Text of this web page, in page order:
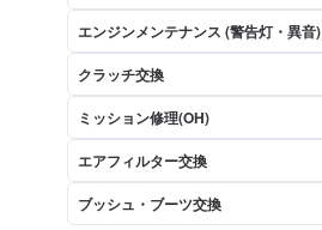
エンジンメンテナンス (警告灯・異音)
クラッチ交換
ミッション修理(OH)
エアフィルター交換
ブッシュ・ブーツ交換